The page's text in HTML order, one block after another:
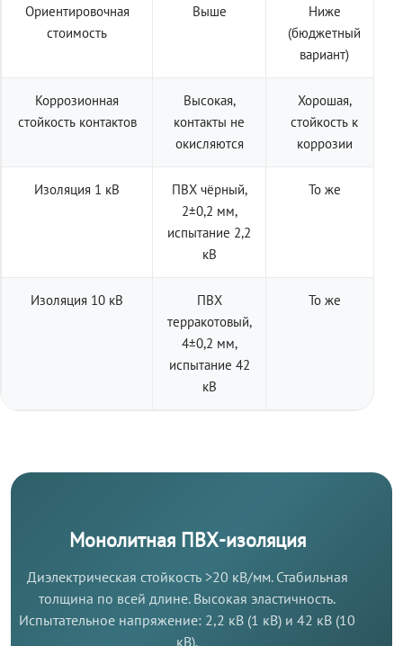
Ориентировочная
стоимость
Выше
Ниже
(бюджетный
вариант)
Коррозионная
стойкость контактов
Высокая,
контакты не
окисляются
Хорошая,
стойкость к
коррозии
Изоляция 1 кВ
ПВХ чёрный,
2±0,2 мм,
испытание 2,2
кВ
То же
Изоляция 10 кВ
ПВХ
терракотовый,
4±0,2 мм,
испытание 42
кВ
То же
Монолитная ПВХ-изоляция
Диэлектрическая стойкость >20 кВ/мм. Стабильная
толщина по всей длине. Высокая эластичность.
Испытательное напряжение: 2,2 кВ (1 кВ) и 42 кВ (10
кВ).